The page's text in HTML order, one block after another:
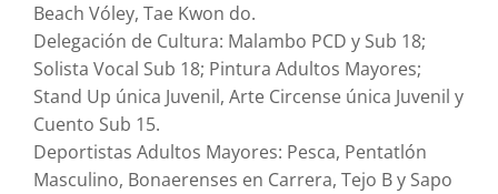
Beach Vóley, Tae Kwon do.
Delegación de Cultura: Malambo PCD y Sub 18;
Solista Vocal Sub 18; Pintura Adultos Mayores;
Stand Up única Juvenil, Arte Circense única Juvenil y
Cuento Sub 15.
Deportistas Adultos Mayores: Pesca, Pentatlón
Masculino, Bonaerenses en Carrera, Tejo B y Sapo